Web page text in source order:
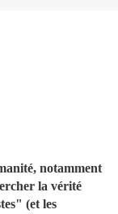
notamment
la vérité
(et les